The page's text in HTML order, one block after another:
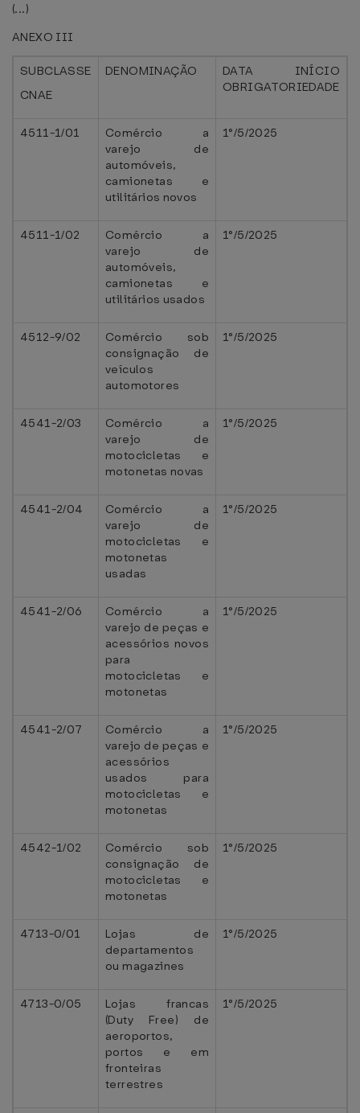
(...)
ANEXO III
SUBCLASSE
CNAE
DENOMINAÇÃO
DATA INÍCIO
OBRIGATORIEDADE
4511-1/01
Comércio a
varejo de
automóveis,
camionetas e
utilitários novos
1°/5/2025
4511-1/02
Comércio a
varejo de
automóveis,
camionetas e
utilitários usados
1°/5/2025
4512-9/02
Comércio sob
consignação de
veículos
automotores
1°/5/2025
4541-2/03
Comércio a
varejo de
motocicletas e
motonetas novas
1°/5/2025
4541-2/04
Comércio a
varejo de
motocicletas e
motonetas
usadas
1°/5/2025
4541-2/06
Comércio a
varejo de peças e
acessórios novos
para
motocicletas e
motonetas
1°/5/2025
4541-2/07
Comércio a
varejo de peças e
acessórios
usados para
motocicletas e
motonetas
1°/5/2025
4542-1/02
Comércio sob
consignação de
motocicletas e
motonetas
1°/5/2025
4713-0/01
Lojas de
departamentos
ou magazines
1°/5/2025
4713-0/05
Lojas francas
(Duty Free) de
aeroportos,
portos e em
fronteiras
terrestres
1°/5/2025